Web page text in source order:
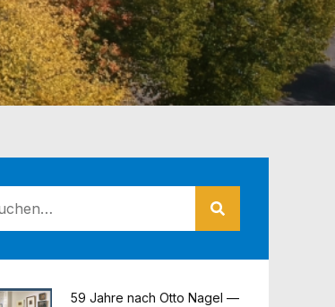
59 Jahre nach Otto Nagel —